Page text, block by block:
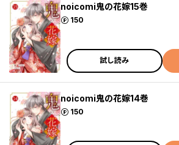
noicomi鬼の花嫁15巻
150
ポイント
試し読み
noicomi鬼の花嫁14巻
150
ポイント